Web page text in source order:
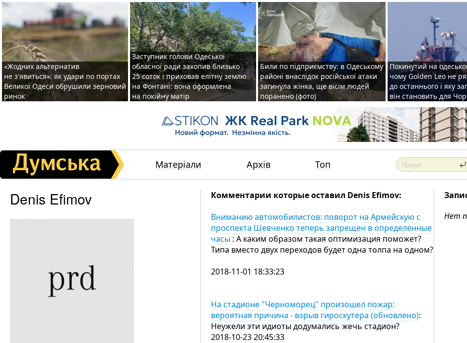
«Жодних альтернатив
не з'явиться»: як удари по портах
Великої Одеси обрушили зерновий
ринок
Заступник голови Одеської
обласної ради захопив близько
25 соток і приховав елітну землю
на Фонтані: вона оформлена
на покійну матір
Били по підприємству: в Одеському
районі внаслідок російської атаки
загинула жінка, ще вісім людей
поранено (фото)
Покинутий на
чому Golden Leo не
до останнього і яку
він становить для
Матеріали Архів Топ
Denis Efimov
Комментарии которые оставил Denis Efimov:
Вниманию автомобилистов: поворот на Армейскую с
проспекта Шевченко теперь запрещен в определенные
часы : А каким образом такая оптимизация поможет?
Типа вместо двух переходов будет одна толпа на одном?
2018-11-01 18:33:23
На стадионе "Черноморец" произошел пожар:
вероятная причина - взрыв гироскутера (обновлено):
Неужели эти идиоты додумались жечь стадион?
2018-10-23 20:45:33
Нет